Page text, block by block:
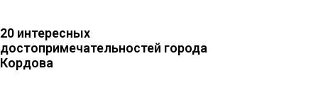
20 интересных
достопримечательностей города
Кордова